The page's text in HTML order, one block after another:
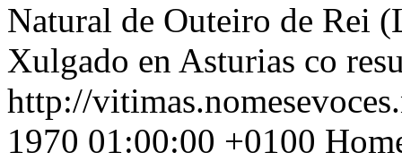
Natural de Outeiro de Rei
Xulgado en Asturias co
http://
1970 01:00:00 +0100